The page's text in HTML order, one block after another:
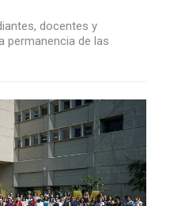
docentes y
permanencia de las